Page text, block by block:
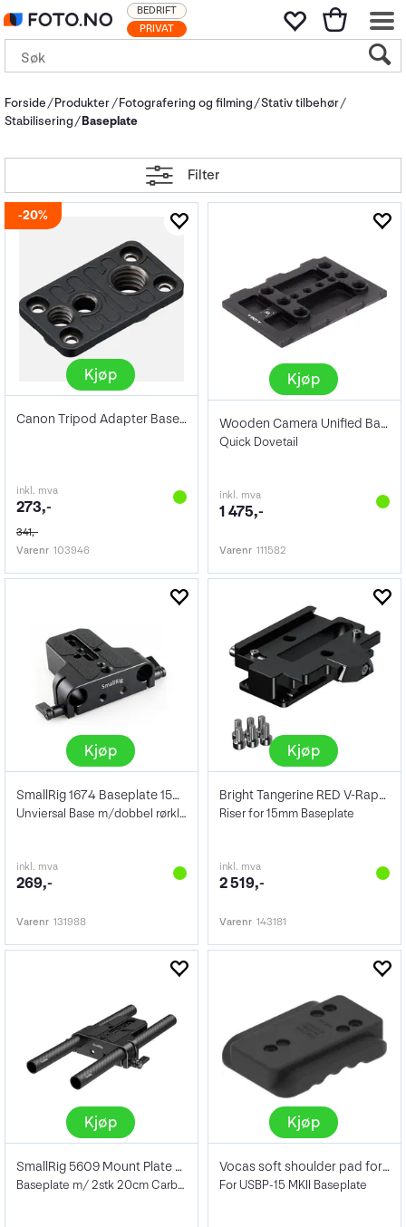
PRIVAT
BEDRIFT
Forside Produkter Fotografering og filming Stativ tilbehør
Stabilisering
Baseplate
Filter
20%
Kjøp
Canon Tripod Adapter Base TB-1
inkl. mva
273,-
341,-
Varenr 103946
Kjøp
Wooden Camera Unified Baseplate Lower
Quick Dovetail
inkl. mva
1 475,-
Varenr 111582
Kjøp
SmallRig 1674 Baseplate 15mm Rod Clamp
Unviersal Base m/dobbel rørklemme 15mm
inkl. mva
269,-
Varenr 131988
Kjøp
Bright Tangerine RED V-Raptor Manfrotto
Riser for 15mm Baseplate
inkl. mva
2 519,-
Varenr 143181
Kjøp
SmallRig 5609 Mount Plate Dual 15mm Rod
Baseplate m/ 2stk 20cm Carbon ROD
Kjøp
Vocas soft shoulder pad for USBP-15 MKII
For USBP-15 MKII Baseplate